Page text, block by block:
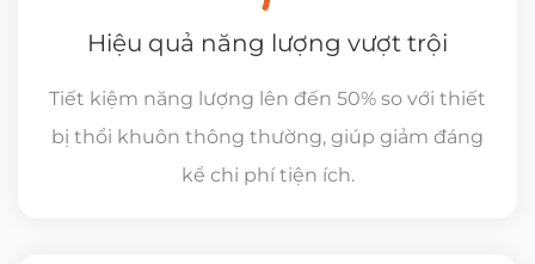
Hiệu quả năng lượng vượt trội
Tiết kiệm năng lượng lên đến 50% so với thiết
bị thổi khuôn thông thường, giúp giảm đáng
kể chi phí tiện ích.